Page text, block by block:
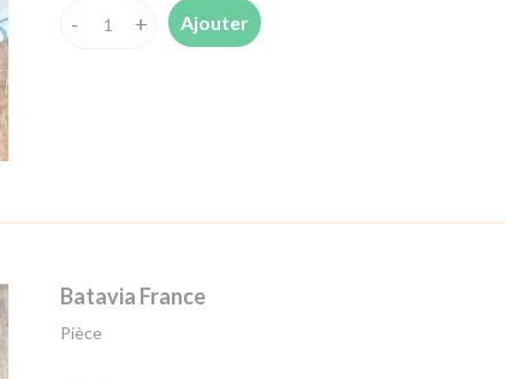
quantité
Ajouter
Batavia France
Pièce